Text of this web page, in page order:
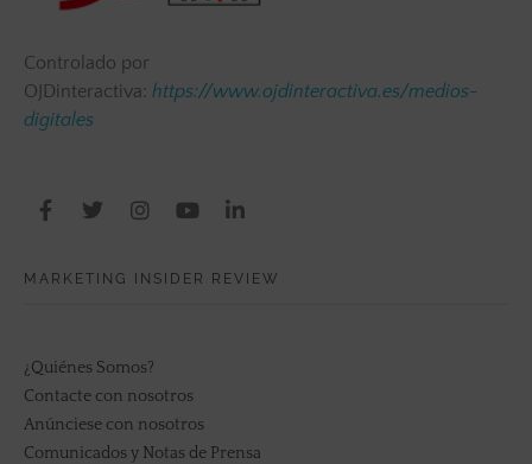
Controlado por
OJDinteractiva: https://www.ojdinteractiva.es/medios-
digitales
MARKETING INSIDER REVIEW
¿Quiénes Somos?
Contacte con nosotros
Anúnciese con nosotros
Comunicados y Notas de Prensa